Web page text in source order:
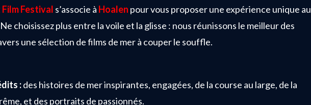
Festival s’associe à Hoalen pour vous proposer une expérience unique au
choisissez plus entre la voile et la glisse : nous réunissons le meilleur des
une sélection de films de mer à couper le souffle.
:des histoires de mer inspirantes, engagées, de la course au large, de la
et des portraits de passionnés.